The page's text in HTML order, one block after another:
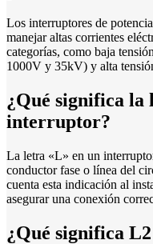
Los interruptores de
manejar altas corrientes
categorías, como baja
1000V y 35kV) y alta
¿Qué significa la
interruptor?
La letra «L» en un
conductor fase o línea del
cuenta esta indicación al
asegurar una conexión
¿Qué significa